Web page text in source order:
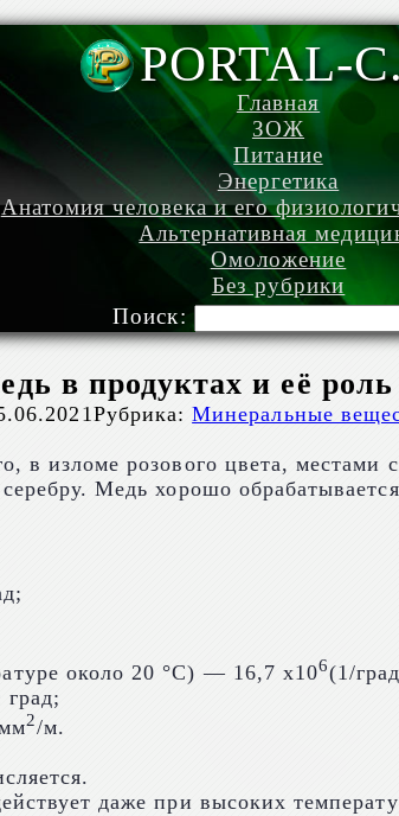
PORTAL-
Главная
ЗОЖ
Питание
Энергетика
Анатомия человека и его
Альтернативная
Омоложение
Без рубрики
Поиск:
в продуктах и её роль
Рубрика: Минеральные
в изломе розового цвета,
Медь хорошо
около 20 °C) — 16,7 х106(1/
2/м.
даже при высоких